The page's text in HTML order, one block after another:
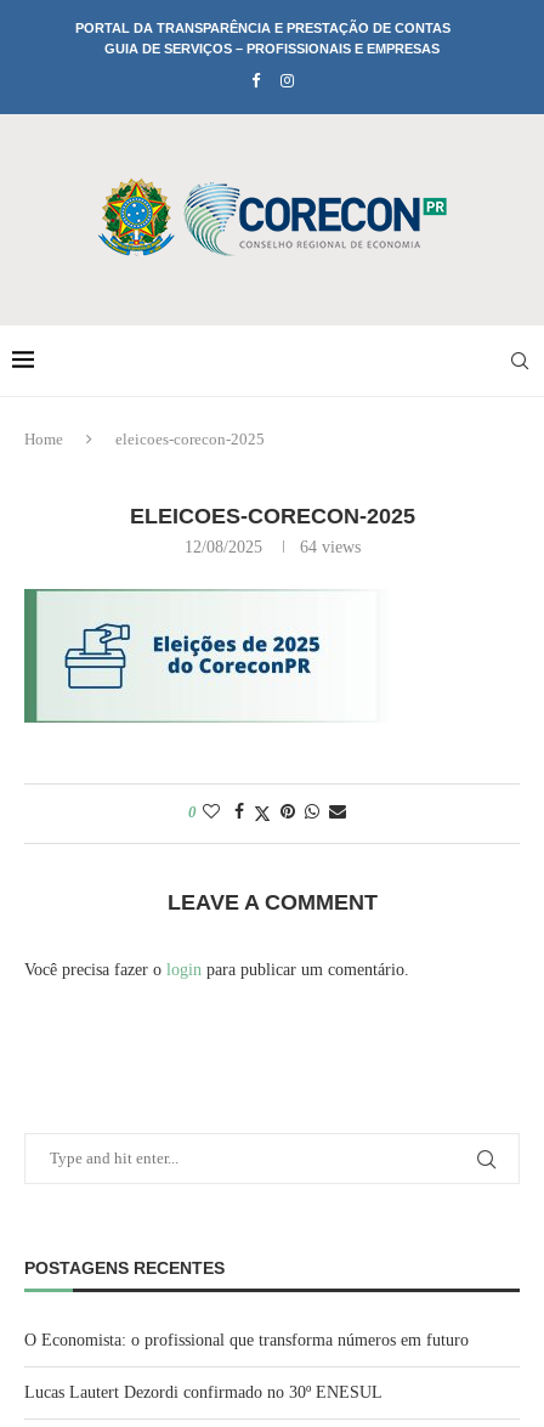
PORTAL DA TRANSPARÊNCIA E PRESTAÇÃO DE CONTAS
GUIA DE SERVIÇOS – PROFISSIONAIS E EMPRESAS
Home eleicoes-corecon-2025
ELEICOES-CORECON-2025
12/08/2025 64views
0
LEAVE A COMMENT
Você precisa fazer o login para publicar um comentário.
POSTAGENS RECENTES
O Economista: o profissional que transforma números em futuro
Lucas Lautert Dezordi confirmado no 30º ENESUL